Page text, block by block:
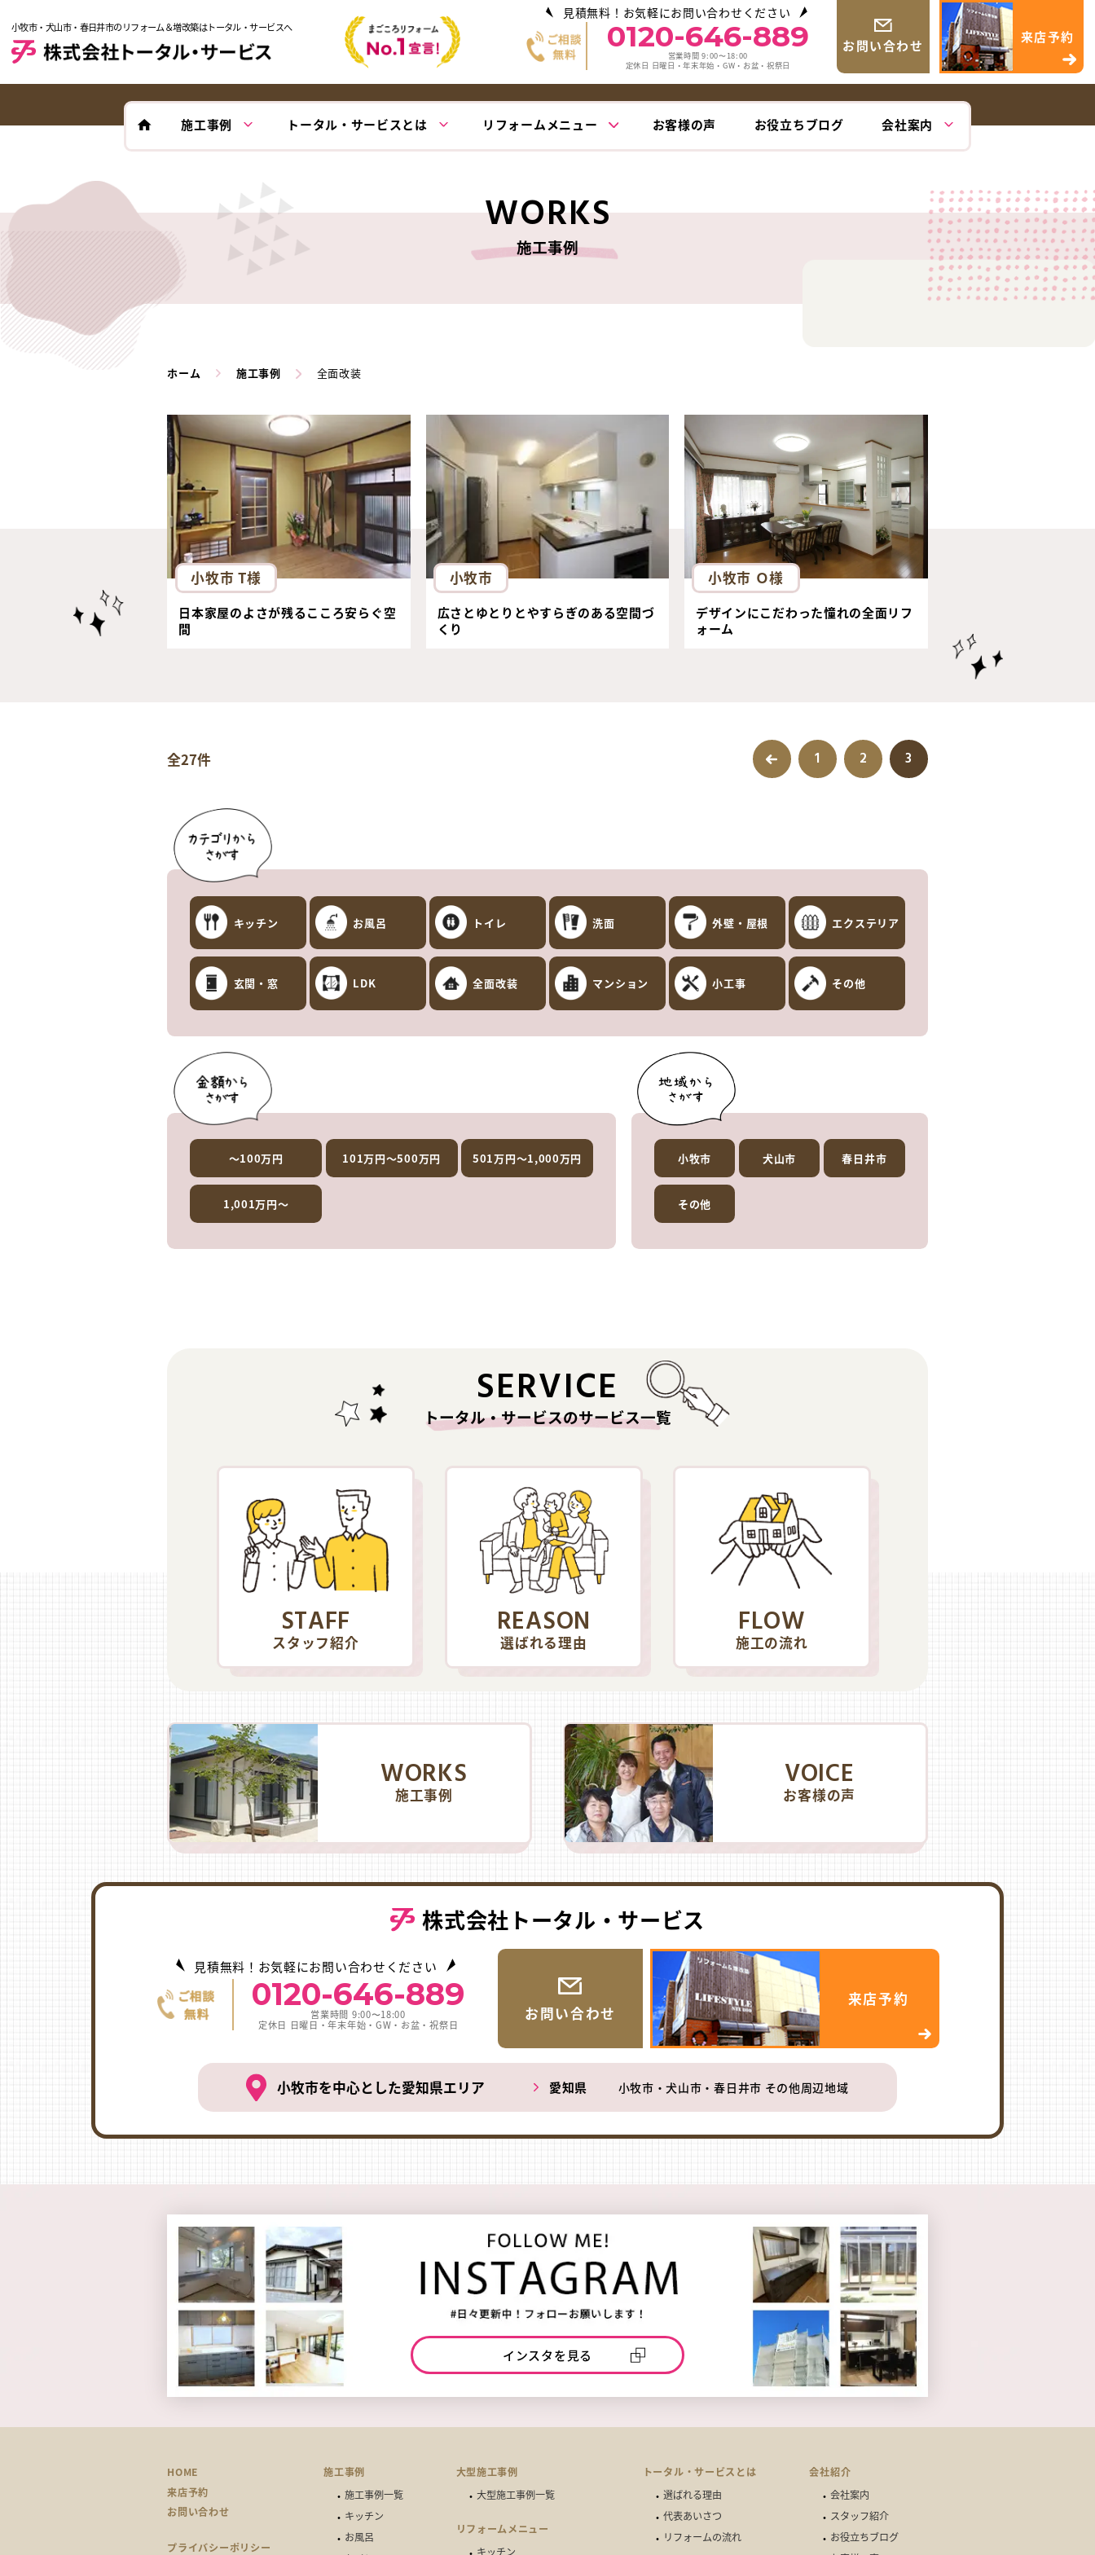
小牧市・犬山市・春日井市のリフォーム＆増改築はトータル・サービスへ
見積無料！お気軽にお問い合わせください
0120-646-889
営業時間 9:00〜18:00
定休日 日曜日・年末年始・GW・お盆・祝祭日
お問い合わせ
来店予約
施工事例 トータル・サービスとは リフォームメニュー お客様の声 お役立ちブログ 会社案内
WORKS
施工事例
ホーム 施工事例 全面改装
小牧市 T様
日本家屋のよさが残るこころ安らぐ空
間
小牧市
広さとゆとりとやすらぎのある空間づ
くり
小牧市 Ｏ様
デザインにこだわった憧れの全面リフ
ォーム
全27件 1 2 3
キッチン お風呂 トイレ 洗面 外壁・屋根 エクステリア
玄関・窓 LDK 全面改装 マンション 小工事 その他
～100万円 101万円～500万円 501万円～1,000万円
1,001万円～
小牧市 犬山市 春日井市
その他
SERVICE
トータル・サービスのサービス一覧
STAFF
スタッフ紹介
REASON
選ばれる理由
FLOW
施工の流れ
WORKS
施工事例
VOICE
お客様の声
株式会社トータル・サービス
見積無料！お気軽にお問い合わせください
0120-646-889
営業時間 9:00〜18:00
定休日 日曜日・年末年始・GW・お盆・祝祭日
お問い合わせ
来店予約
小牧市を中心とした愛知県エリア 愛知県 小牧市・犬山市・春日井市 その他周辺地域
インスタを見る
HOME
来店予約
お問い合わせ
プライバシーポリシー
施工事例
施工事例一覧
キッチン
お風呂
大型施工事例
大型施工事例一覧
リフォームメニュー
キッチン
トータル・サービスとは
選ばれる理由
代表あいさつ
リフォームの流れ
会社紹介
会社案内
スタッフ紹介
お役立ちブログ